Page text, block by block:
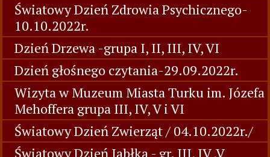
Światowy Dzień Zdrowia Psychicznego-
10.10.2022r.
Dzień Drzewa -grupa I, II, III, IV, VI
Dzień głośnego czytania-29.09.2022r.
Wizyta w Muzeum Miasta Turku im. Józefa
Mehoffera grupa III, IV, V i VI
Światowy Dzień Zwierząt / 04.10.2022r./
Światowy Dzień Jabłka - gr. III, IV ,V